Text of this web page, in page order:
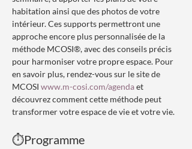
habitation ainsi que des photos de votre
intérieur. Ces supports permettront une
approche encore plus personnalisée de la
méthode MCOSI®, avec des conseils précis
pour harmoniser votre propre espace. Pour
en savoir plus, rendez-vous sur le site de
MCOSI www.m-cosi.com/agenda et
découvrez comment cette méthode peut
transformer votre espace de vie et votre vie.
⏱️Programme